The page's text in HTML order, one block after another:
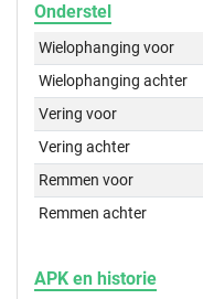
Onderstel
Wielophanging voor
Wielophanging achter
Vering voor
Vering achter
Remmen voor
Remmen achter
APK en historie